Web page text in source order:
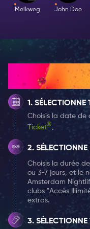
Embrassez le
chaleureuse créée
performances live
tapis rouge
Amsterdam
sophistiqué d'une
Découvrez la
Découvrez des
événements
nocturne à
Cela donne accès à
garantie. Veuillez
peuvent être
pas inclus dans
Melkweg John Doe
SÉLECTIONNE
Choisis la date de
Ticket®.
SÉLECTIONNE
Choisis la durée
ou 3-7 jours, et le
Amsterdam
clubs "Accès
extras.
SÉLECTIONNE